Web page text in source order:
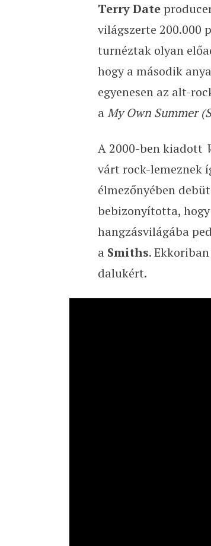
Terry Date
világszerte 200.000
turnéztak olyan
hogy a második
egyenesen az alt-
a My Own Summer
A 2000-ben kiadott
várt rock-lemeznek
élmezőnyében
bebizonyította,
hangzásvilágába
a Smiths.
dalukért.